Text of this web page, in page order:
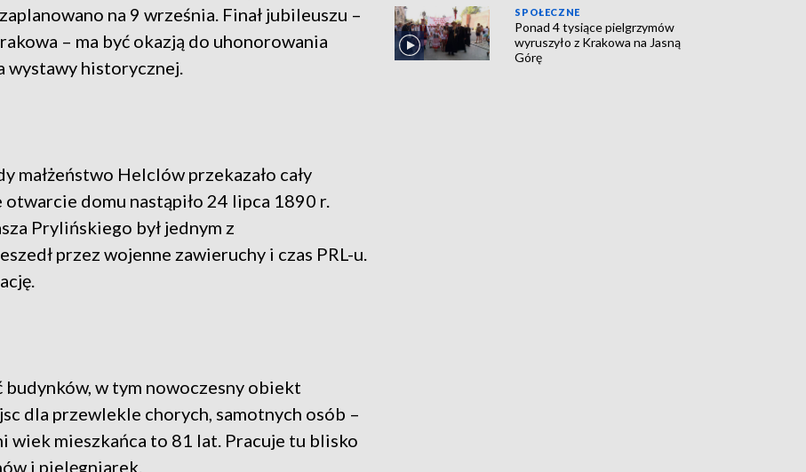
na 9 września. Finał jubileuszu –
– ma być okazją do uhonorowania
wystawy historycznej.
Helclów przekazało cały
domu nastąpiło 24 lipca 1890 r.
Prylińskiego był jednym z
przez wojenne zawieruchy i czas PRL-u.
budynków, w tym nowoczesny obiekt
dla przewlekle chorych, samotnych osób –
wiek mieszkańca to 81 lat. Pracuje tu blisko
i pielęgniarek.
SPOŁECZNE
Ponad 4 tysiące pielgrzymów
wyruszyło z Krakowa na Jasną
Górę